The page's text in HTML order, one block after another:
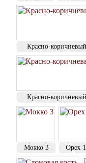
Красно-
Красно-
Мокко 3 Орех 1